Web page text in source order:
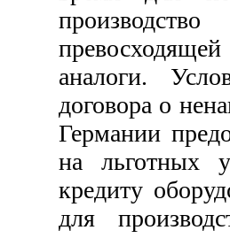
аналоги.
договора о
Германии
на льготных
кредиту
для